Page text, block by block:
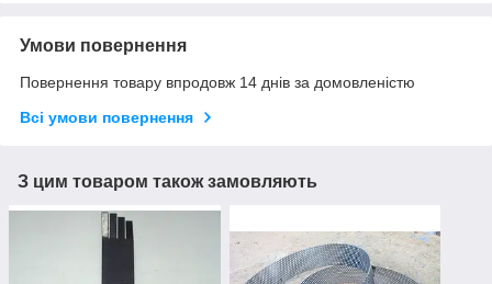
Умови повернення
Повернення товару впродовж 14 днів за домовленістю
Всі умови повернення
З цим товаром також замовляють